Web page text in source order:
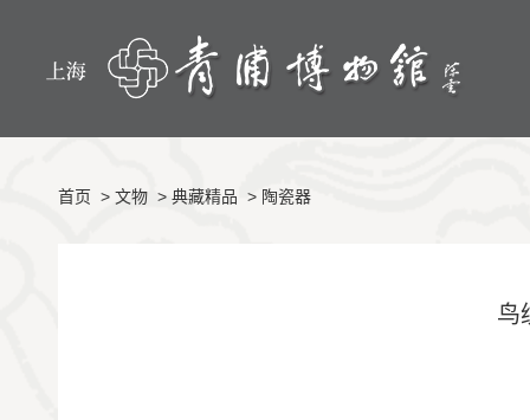
首页 > 文物 > 典藏精品 > 陶瓷器
鸟